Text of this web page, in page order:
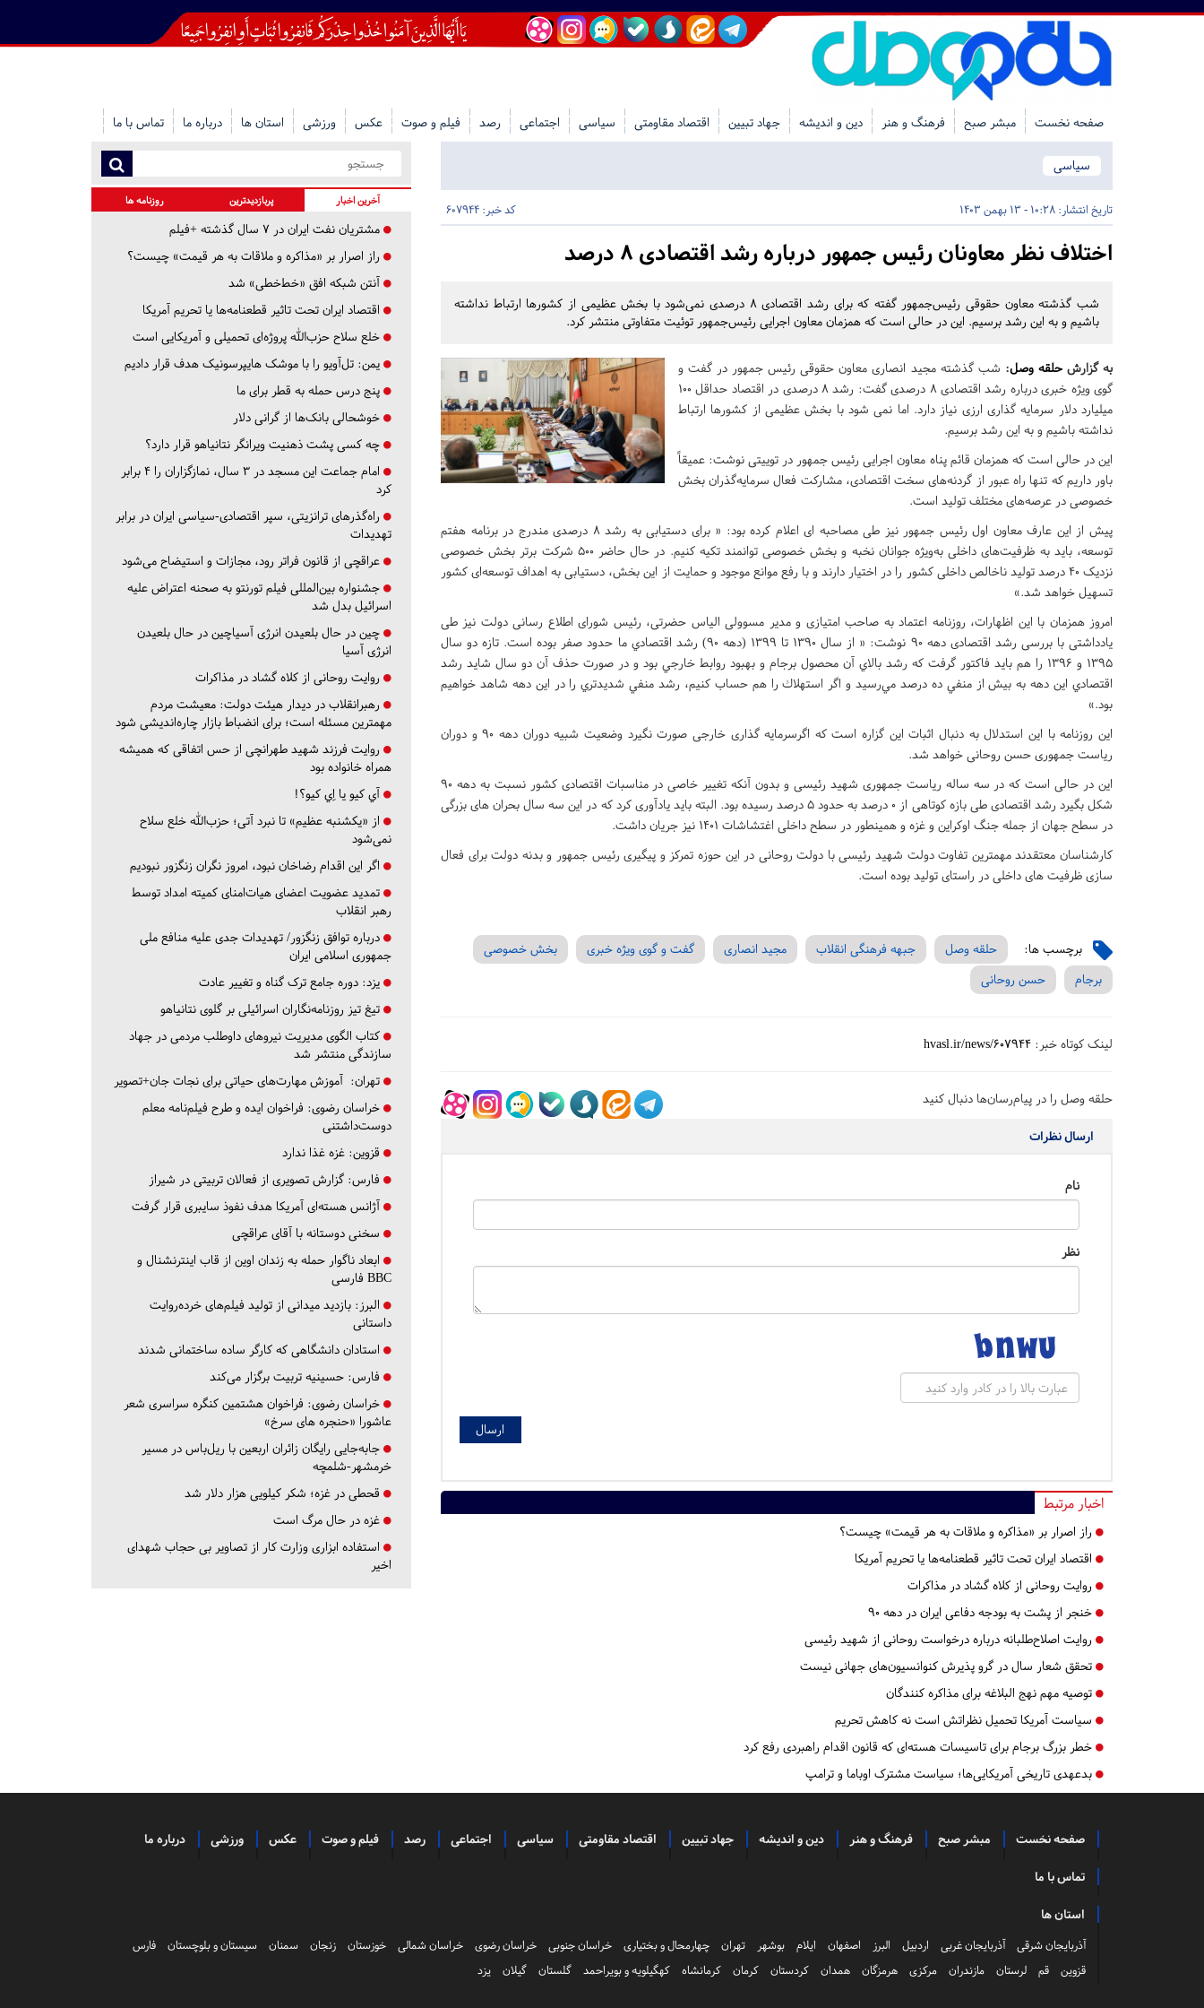
صفحه نخست مبشر صبح فرهنگ و هنر دین و اندیشه جهاد تبیین اقتصاد مقاومتی سیاسی اجتماعی رصد فیلم و صوت عکس ورزشی استان ها درباره ما تماس با ما
سیاسی
تاریخ انتشار: 10:28 - 13 بهمن 1403 کد خبر: 607944
اختلاف نظر معاونان رئیس جمهور درباره رشد اقتصادی ۸ درصد
شب گذشته معاون حقوقی رئیس‌جمهور گفته که برای رشد اقتصادی ۸ درصدی نمی‌شود با بخش عظیمی از کشورها ارتباط نداشته
باشیم و به این رشد برسیم. این در حالی است که همزمان معاون اجرایی رئیس‌جمهور توئیت متفاوتی منتشر کرد.
به گزارشحلقه وصل: شب گذشته مجید انصاری معاون حقوقی رئیس جمهور در گفت و
گوی ویژه خبری درباره رشد اقتصادی 8 درصدی گفت: رشد ۸ درصدی در اقتصاد حداقل ۱۰۰
میلیارد دلار سرمایه گذاری ارزی نیاز دارد. اما نمی شود با بخش عظیمی از کشورها ارتباط
نداشته باشیم و به این رشد برسیم.
این در حالی است که همزمان قائم پناه معاون اجرایی رئیس جمهور در توییتی نوشت: عمیقاً
باور داریم که تنها راه عبور از گردنه‌های سخت اقتصادی، مشارکت فعال سرمایه‌گذران بخش
خصوصی در عرصه‌های مختلف تولید است.
پیش از این عارف معاون اول رئیس جمهور نیز طی مصاحبه ای اعلام کرده بود: « برای دستیابی به رشد 8 درصدی مندرج در برنامه هفتم
توسعه، باید به ظرفیت‌های داخلی به‌ویژه جوانان نخبه و بخش خصوصی توانمند تکیه کنیم. در حال حاضر 500 شرکت برتر بخش خصوصی
نزدیک 40 درصد تولید ناخالص داخلی کشور را در اختیار دارند و با رفع موانع موجود و حمایت از این بخش، دستیابی به اهداف توسعه‌ای کشور
تسهیل خواهد شد.»
امروز همزمان با این اظهارات، روزنامه اعتماد به صاحب امتیازی و مدیر مسوولی الیاس حضرتی، رئیس شورای اطلاع رسانی دولت نیز طی
یادداشتی با بررسی رشد اقتصادی دهه 90 نوشت: « از سال ۱۳۹۰ تا ۱۳۹۹ (دهه ۹۰) رشد اقتصادي ما حدود صفر بوده است. تازه دو سال
۱۳۹۵ و ۱۳۹۶ را هم بايد فاكتور گرفت كه رشد بالاي آن محصول برجام و بهبود روابط خارجي بود و در صورت حذف آن دو سال شايد رشد
اقتصادي اين دهه به بيش از منفي ده درصد مي‌رسيد و اگر استهلاك را هم حساب كنيم، رشد منفي شديدتري را در اين دهه شاهد خواهيم
بود.»
این روزنامه با این استدلال به دنبال اثبات این گزاره است که اگرسرمایه گذاری خارجی صورت نگیرد وضعیت شبیه دوران دهه 90 و دوران
ریاست جمهوری حسن روحانی خواهد شد.
این در حالی است که در سه ساله ریاست جمهوری شهید رئیسی و بدون آنکه تغییر خاصی در مناسبات اقتصادی کشور نسبت به دهه 90
شکل بگیرد رشد اقتصادی طی بازه کوتاهی از 0 درصد به حدود 5 درصد رسیده بود. البته باید یادآوری کرد که در این سه سال بحران های بزرگی
در سطح جهان از جمله جنگ اوکراین و غزه و همینطور در سطح داخلی اغتشاشات 1401 نیز جریان داشت.
کارشناسان معتقدند مهمترین تفاوت دولت شهید رئیسی با دولت روحانی در این حوزه تمرکز و پیگیری رئیس جمهور و بدنه دولت برای فعال
سازی ظرفیت های داخلی در راستای تولید بوده است.
برچسب ها: حلقه وصل جبهه فرهنگی انقلاب مجید انصاری گفت و گوی ویژه خبری
بخش خصوصی
برجام
حسن روحانی
لینک کوتاه خبر: hvasl.ir/news/607944
حلقه وصل را در پیام‌رسان‌ها دنبال کنید
ارسال نظرات
نام
نظر
اخبار مرتبط
راز اصرار بر «مذاکره و ملاقات به هر قیمت» چیست؟
اقتصاد ایران تحت تاثیر قطعنامه‌ها یا تحریم‌ آمریکا
روایت روحانی از کلاه گشاد در مذاکرات
خنجر از پشت به بودجه دفاعی ایران در دهه ۹۰
روایت اصلاح‌طلبانه درباره درخواست روحانی از شهید رئیسی
تحقق شعار سال در گرو پذیرش کنوانسیون‌های جهانی نیست
توصیه مهم نهج البلاغه برای مذاکره کنندگان
سیاست آمریکا تحمیل نظراتش است نه کاهش تحریم
خطر بزرگ برجام برای تاسیسات هسته‌ای که قانون اقدام راهبردی رفع کرد
بدعهدی تاریخی آمریکایی‌ها؛ سیاست مشترک اوباما و ترامپ
آخرین اخبار پربازدیدترین روزنامه ها
مشتریان نفت ایران در ۷ سال گذشته +فیلم
راز اصرار بر «مذاکره و ملاقات به هر قیمت» چیست؟
آنتن شبکه افق «خط‌خطی» شد
اقتصاد ایران تحت تاثیر قطعنامه‌ها یا تحریم‌ آمریکا
خلع سلاح حزب‌الله پروژه‌ای تحمیلی و آمریکایی است
یمن: تل‌آویو را با موشک هایپرسونیک هدف قرار دادیم
پنج درس‌ حمله به قطر برای ما
خوشحالی بانک‌ها از گرانی دلار
چه کسی پشت ذهنیت ویرانگر نتانیاهو قرار دارد؟
امام جماعت این مسجد در ۳ سال، نمازگزاران را ۴ برابر
کرد
راه‌گذرهای ترانزیتی، سپر اقتصادی-سیاسی ایران در برابر
تهدیدات
عراقچی از قانون فراتر رود، مجازات و استیضاح می‌شود
جشنواره بین‌المللی فیلم تورنتو به صحنه اعتراض علیه
اسرائیل بدل شد
چین در حال بلعیدن انرژی آسیاچین در حال بلعیدن
انرژی آسیا
روایت روحانی از کلاه گشاد در مذاکرات
رهبرانقلاب در دیدار هیئت دولت: معیشت مردم
مهمترین مسئله است؛ برای انضباط بازار چاره‌اندیشی شود
روایت فرزند شهید طهرانچی از حس اتفاقی که همیشه
همراه خانواده بود
آي كيو يا اِي كيو؟!
از «یکشنبه عظیم» تا نبرد آتی؛ حزب‌الله خلع سلاح
نمی‌شود
اگر این اقدام رضاخان نبود، امروز نگران زنگزور نبودیم
تمدید عضویت اعضای هیات‌امنای کمیته امداد توسط
رهبر انقلاب
درباره توافق زنگزور/ تهدیدات جدی علیه منافع ملی
جمهوری اسلامی ایران
یزد: دوره جامع ترک گناه و تغییر عادت
تیغ تیز روزنامه‌نگاران اسرائیلی بر گلوی نتانیاهو
کتاب الگوی مدیریت نیروهای داوطلب مردمی در جهاد
سازندگی منتشر شد
تهران: آموزش مهارت‌های حیاتی برای نجات جان+تصویر
خراسان رضوی: فراخوان ایده و طرح فیلم‌نامه معلم
دوست‌داشتنی
قزوین: غزه غذا ندارد
فارس: گزارش تصویری از فعالان تربیتی در شیراز
آژانس هسته‌ای آمریکا هدف نفوذ سایبری قرار گرفت
سخنی دوستانه با آقای عراقچی
ابعاد ناگوار حمله به زندان اوین از قاب اینترنشنال و
BBC فارسی
البرز: بازدید میدانی از تولید فیلم‌های خرده‌روایت
داستانی
استادان دانشگاهی که کارگر ساده ساختمانی شدند
فارس: حسینیه تربیت برگزار می‌کند
خراسان رضوی: فراخوان هشتمین کنگره سراسری شعر
عاشورا «حنجره های سرخ»
جابه‌جایی رایگان زائران اربعین با ریل‌باس در مسیر
خرمشهر-شلمچه
قحطی در غزه؛ شکر کیلویی هزار دلار شد
غزه در حال مرگ است
استفاده ابزاری وزارت کار از تصاویر بی حجاب شهدای
اخیر
صفحه نخست مبشر صبح فرهنگ و هنر دین و اندیشه جهاد تبیین اقتصاد مقاومتی سیاسی اجتماعی رصد فیلم و صوت عکس ورزشی درباره ما
تماس با ما
استان ها
آذربایجان شرقی آذربایجان غربی اردبیل البرز اصفهان ایلام بوشهر تهران چهارمحال و بختیاری خراسان جنوبی خراسان رضوی خراسان شمالی خوزستان زنجان سمنان سیستان و بلوچستان
فارس
قزوین
قم لرستان مازندران مرکزی هرمزگان همدان کردستان کرمان کرمانشاه کهگیلویه و بویراحمد گلستان گیلان یزد